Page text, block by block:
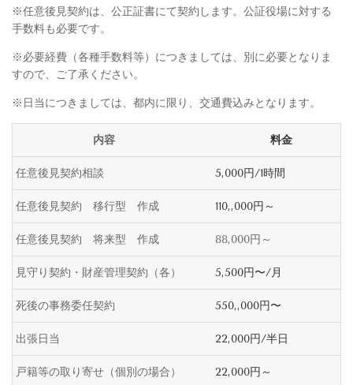
※任意後見契約は、公正証書にて契約します。公証役場に対する
手数料も必要です。
※必要経費（各種手数料等）につきましては、別に必要となりま
すので、ご了承ください。
※日当につきましては、都内に限り、交通費込みとなります。
内容 料金
任意後見契約相談 5,000円/1時間
任意後見契約 移行型 作成 110,,000円～
任意後見契約 将来型 作成 88,000円～
見守り契約・財産管理契約（各） 5,500円〜/月
死後の事務委任契約 550,,000円〜
出張日当 22,000円/半日
戸籍等の取り寄せ（個別の場合） 22,000円～